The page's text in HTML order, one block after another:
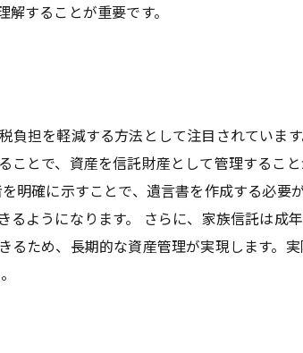
することが重要です。
担を軽減する方法として注目されていま
とで、資産を信託財産として管理すること
明確に示すことで、遺言書を作成する必要
ようになります。 さらに、家族信託は成
ため、長期的な資産管理が実現します。